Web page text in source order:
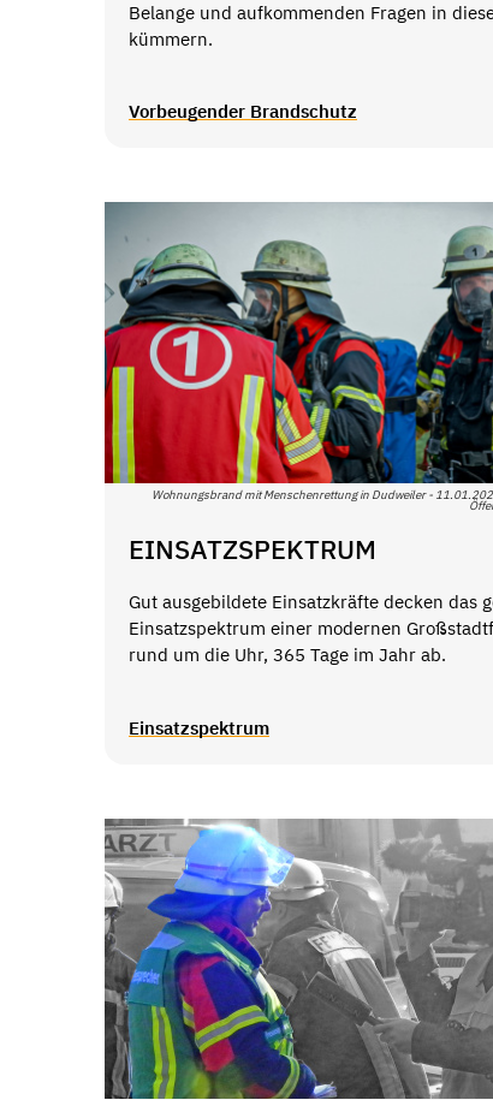
Belange und aufkommenden Fragen in
kümmern.
Vorbeugender Brandschutz
Wohnungsbrand mit Menschenrettung in Dudweiler -
EINSATZSPEKTRUM
Gut ausgebildete Einsatzkräfte decken das
Einsatzspektrum einer modernen
rund um die Uhr, 365 Tage im Jahr ab.
Einsatzspektrum